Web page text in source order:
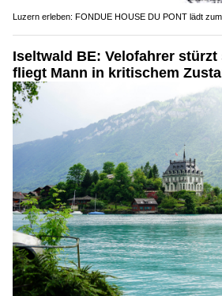
Luzern erleben: FONDUE HOUSE DU PONT lädt
Iseltwald BE: Velofahrer stürzt
fliegt Mann in kritischem